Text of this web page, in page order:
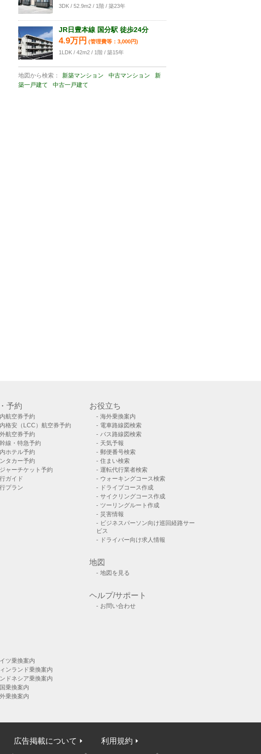
3DK / 52.9m2 / 1階 / 築23年
JR日豊本線 国分駅 徒歩24分
4.9万円 (管理費等：3,000円)
1LDK / 42m2 / 1階 / 築15年
地図から検索： 新築マンション 中古マンション
新
築一戸建て
中古一戸建て
予約
航空券予約
格安（LCC）航空券予約
航空券予約
線・特急予約
ホテル予約
タカー予約
ャーチケット予約
ガイド
プラン
お役立ち
海外乗換案内
電車路線図検索
バス路線図検索
天気予報
郵便番号検索
住まい検索
運転代行業者検索
ウォーキングコース検索
ドライブコース作成
サイクリングコース作成
ツーリングルート作成
災害情報
ビジネスパーソン向け巡回経路サー
ビス
ドライバー向け求人情報
地図
地図を見る
ヘルプ/サポート
お問い合わせ
イツ乗換案内
ンランド乗換案内
ドネシア乗換案内
乗換案内
乗換案内
広告掲載について
利用規約